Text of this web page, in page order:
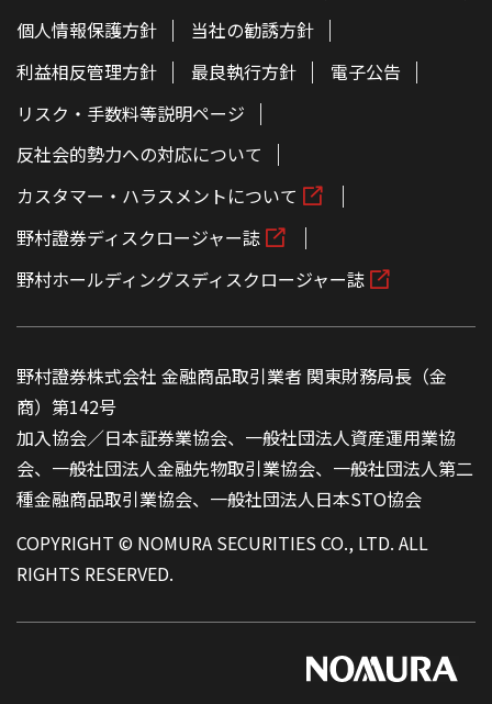
個人情報保護方針
当社の勧誘方針
利益相反管理方針
最良執行方針
電子公告
リスク・手数料等説明ページ
反社会的勢力への対応について
カスタマー・ハラスメントについて
野村證券ディスクロージャー誌
野村ホールディングスディスクロージャー誌
野村證券株式会社 金融商品取引業者 関東財務局長（金
商）第142号
加入協会／日本証券業協会、一般社団法人資産運用業協
会、一般社団法人金融先物取引業協会、一般社団法人第二
種金融商品取引業協会、一般社団法人日本STO協会
COPYRIGHT © NOMURA SECURITIES CO., LTD. ALL
RIGHTS RESERVED.